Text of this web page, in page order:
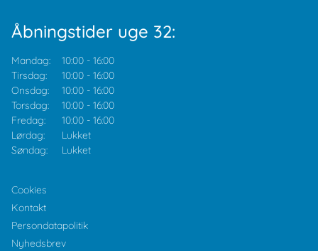
Åbningstider uge 32:
Mandag: 10:00 - 16:00
Tirsdag:
10:00 - 16:00
Onsdag:
10:00 - 16:00
Torsdag:
10:00 - 16:00
Fredag:
10:00 - 16:00
Lørdag:
Lukket
Søndag:
Lukket
Cookies
Kontakt
Persondatapolitik
Nyhedsbrev